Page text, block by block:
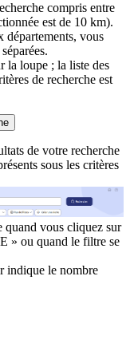
compris entre
est de 10 km).
départements, vous
la loupe ; la liste des
de recherche est
de votre recherche
sous les critères
quand vous cliquez sur
» ou quand le filtre se
indique le nombre